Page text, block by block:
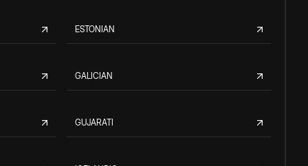
ESTONIAN
GALICIAN
GUJARATI